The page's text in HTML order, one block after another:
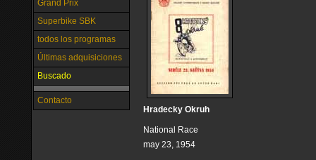
Grand Prix
Superbike SBK
todos los programas
Últimas adquisiciones
Buscado
Contacto
Hradecky Okruh
National Race
may 23, 1954